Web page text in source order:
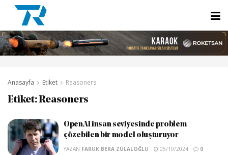
Anasayfa Etiket Reasoners
Etiket:Reasoners
OpenAI insan seviyesinde problem
çözebilen bir model oluşturuyor
YAZAN FARUK BERA ZÜLALOĞLU 05/10/2024 0